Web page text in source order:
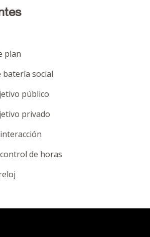
plan
batería social
público
privado
de horas